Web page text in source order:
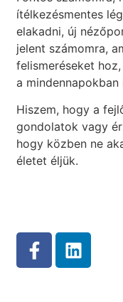
ítélkezésmentes
elakadni, új
jelent számomra,
felismeréseket
a
Hiszem, hogy a
gondolatok vagy
hogy közben ne
életet éljük.